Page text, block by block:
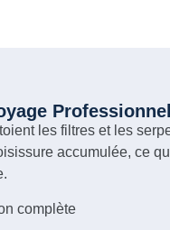
les filtres et les
accumulée, ce
complète